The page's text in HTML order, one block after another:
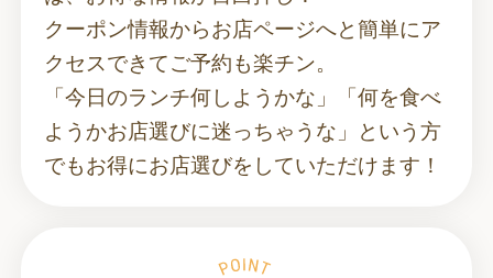
クーポン情報からお店ページへと簡単にア
クセスできてご予約も楽チン。
「今日のランチ何しようかな」「何を食べ
ようかお店選びに迷っちゃうな」という方
でもお得にお店選びをしていただけます！